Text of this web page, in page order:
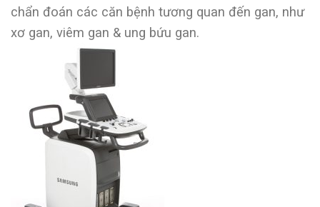
chẩn đoán các căn bệnh tương quan đến gan, như
xơ gan, viêm gan & ung bứu gan.